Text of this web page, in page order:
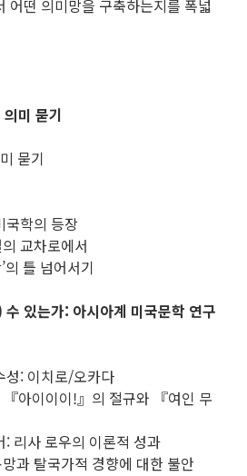
어떤 의미망을 구축하는지를 폭넓
의미 묻기
묻기
국학의 등장
교차로에서
의 틀 넘어서기
있는가: 아시아계 미국문학 연구
성: 이치로/오카다
아이이이!』의 절규와 『여인 무
리사 로우의 이론적 성과
과 탈국가적 경향에 대한 불안